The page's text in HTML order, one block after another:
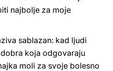
najbolje za moje
sablazan: kad ljudi
koja odgovaraju
moli za svoje bolesno